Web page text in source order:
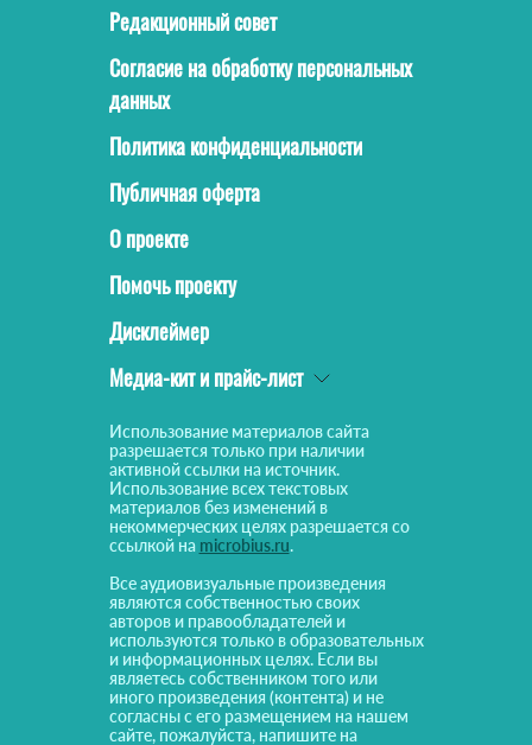
Редакционный совет
Согласие на обработку персональных
данных
Политика конфиденциальности
Публичная оферта
О проекте
Помочь проекту
Дисклеймер
Медиа-кит и прайс-лист
Использование материалов сайта
разрешается только при наличии
активной ссылки на источник.
Использование всех текстовых
материалов без изменений в
некоммерческих целях разрешается со
ссылкой на microbius.ru.
Все аудиовизуальные произведения
являются собственностью своих
авторов и правообладателей и
используются только в образовательных
и информационных целях. Если вы
являетесь собственником того или
иного произведения (контента) и не
согласны с его размещением на нашем
сайте, пожалуйста, напишите на